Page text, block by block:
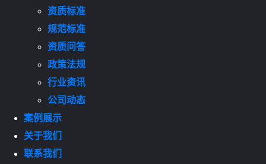
资质标准
规范标准
资质问答
政策法规
行业资讯
公司动态
案例展示
关于我们
联系我们